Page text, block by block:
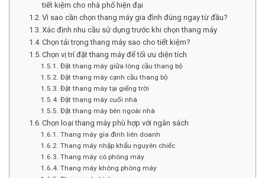
tiết kiệm cho nhà phố hiện đại
Vì sao cần chọn thang máy gia đình đúng ngay từ đầu?
Xác định nhu cầu sử dụng trước khi chọn thang máy
Chọn tải trọng thang máy sao cho tiết kiệm?
Chọn vị trí đặt thang máy để tối ưu diện tích
Đặt thang máy giữa lòng cầu thang bộ
Đặt thang máy cạnh cầu thang bộ
Đặt thang máy tại giếng trời
Đặt thang máy cuối nhà
Đặt thang máy bên ngoài nhà
Chọn loại thang máy phù hợp với ngân sách
Thang máy gia đình liên doanh
Thang máy nhập khẩu nguyên chiếc
Thang máy có phòng máy
Thang máy không phòng máy